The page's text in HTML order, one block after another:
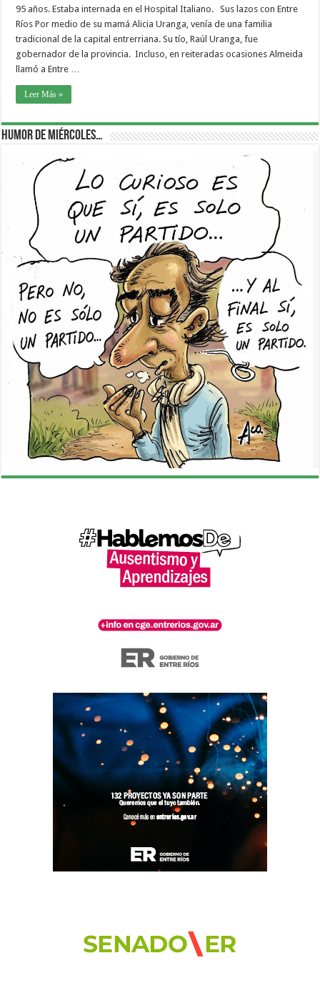
95 años. Estaba internada en el Hospital Italiano. Sus lazos con Entre
Ríos Por medio de su mamá Alicia Uranga, venía de una familia
tradicional de la capital entrerriana. Su tío, Raúl Uranga, fue
gobernador de la provincia. Incluso, en reiteradas ocasiones Almeida
llamó a Entre …
Leer Más »
Humor de Miércoles…